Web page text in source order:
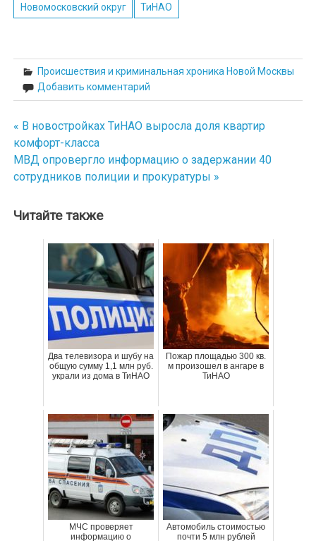
Новомосковский округ ТиНАО
Происшествия и криминальная хроника Новой Москвы
Добавить комментарий
Навигация
по
записям
« В новостройках ТиНАО выросла доля квартир
комфорт-класса
МВД опровергло информацию о задержании 40
сотрудников полиции и прокуратуры »
Читайте также
Два телевизора и шубу на
общую сумму 1,1 млн руб.
украли из дома в ТиНАО
Пожар площадью 300 кв.
м произошел в ангаре в
ТиНАО
МЧС проверяет
информацию о
Автомобиль стоимостью
почти 5 млн рублей